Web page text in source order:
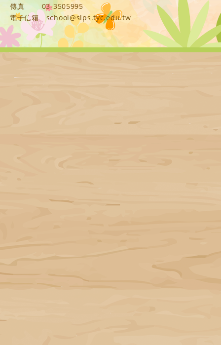
傳真
03-3505995
電子信箱
school@slps.tyc.edu.tw